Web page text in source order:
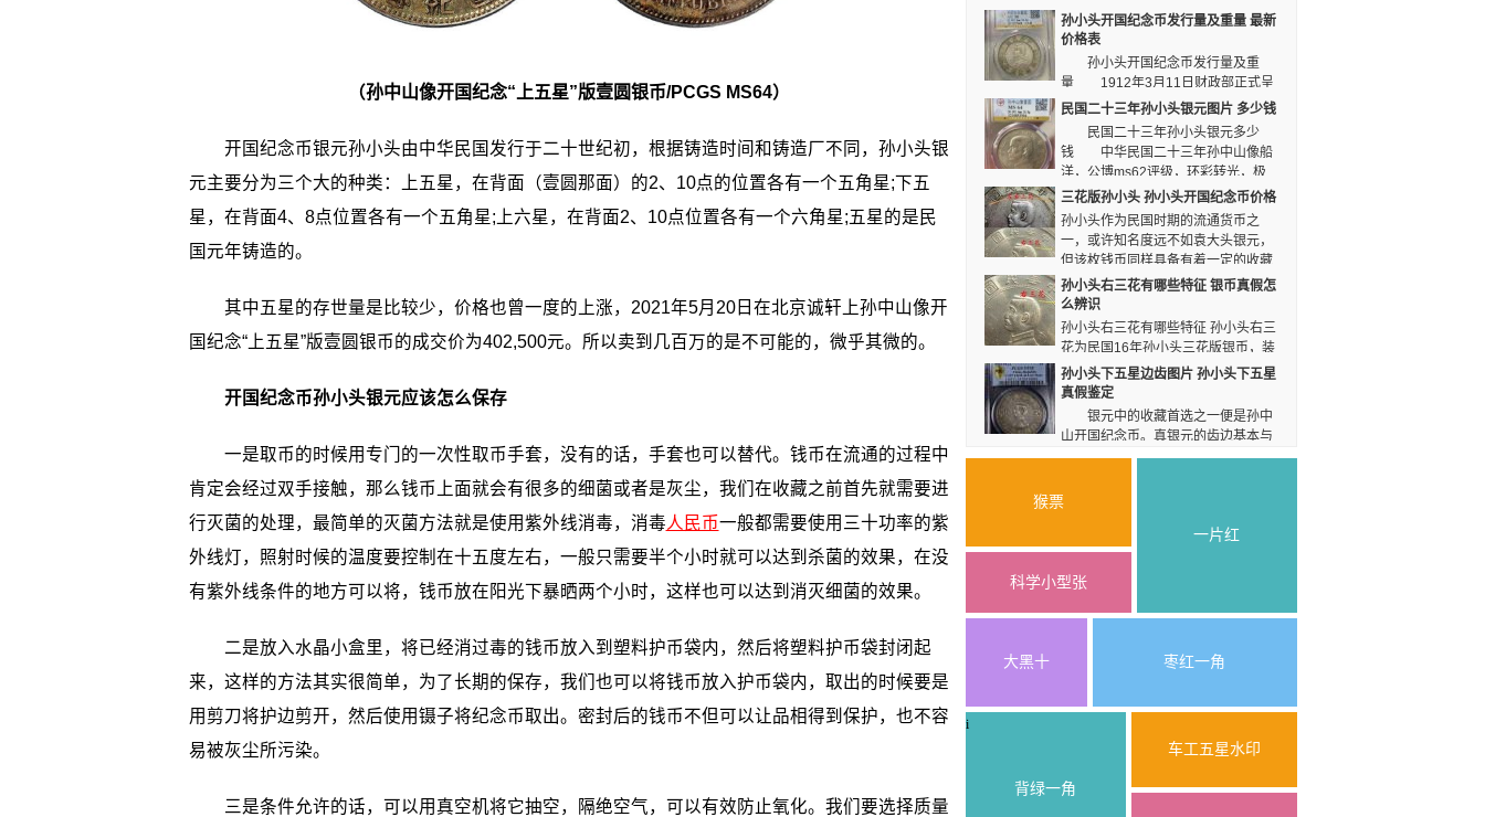
（孙中山像开国纪念“上五星”版壹圆银币/PCGS MS64）
开国纪念币银元孙小头由中华民国发行于二十世纪初，根据铸造时间和铸造厂不同，孙小头银
元主要分为三个大的种类：上五星，在背面（壹圆那面）的2、10点的位置各有一个五角星;下五
星，在背面4、8点位置各有一个五角星;上六星，在背面2、10点位置各有一个六角星;五星的是民
国元年铸造的。
其中五星的存世量是比较少，价格也曾一度的上涨，2021年5月20日在北京诚轩上孙中山像开
国纪念“上五星”版壹圆银币的成交价为402,500元。所以卖到几百万的是不可能的，微乎其微的。
开国纪念币孙小头银元应该怎么保存
一是取币的时候用专门的一次性取币手套，没有的话，手套也可以替代。钱币在流通的过程中
肯定会经过双手接触，那么钱币上面就会有很多的细菌或者是灰尘，我们在收藏之前首先就需要进
行灭菌的处理，最简单的灭菌方法就是使用紫外线消毒，消毒人民币一般都需要使用三十功率的紫
外线灯，照射时候的温度要控制在十五度左右，一般只需要半个小时就可以达到杀菌的效果，在没
有紫外线条件的地方可以将，钱币放在阳光下暴晒两个小时，这样也可以达到消灭细菌的效果。
二是放入水晶小盒里，将已经消过毒的钱币放入到塑料护币袋内，然后将塑料护币袋封闭起
来，这样的方法其实很简单，为了长期的保存，我们也可以将钱币放入护币袋内，取出的时候要是
用剪刀将护边剪开，然后使用镊子将纪念币取出。密封后的钱币不但可以让品相得到保护，也不容
易被灰尘所污染。
三是条件允许的话，可以用真空机将它抽空，隔绝空气，可以有效防止氧化。我们要选择质量
海南版的银币排除在外
了，但是对于鉴定真
假，藏家要多了解其真
假的鉴定知识以及多实
际检验对比，并积累经
验。
的存世量，由于含银量
比中央版略低，其价格
也不是很高，但随着这
几年银元价格的逐步上
升，它的市价也在上
涨，具体价格也因其版
式和品相而定。
孙小头开国纪念币发行量及重量 最新
价格表
孙小头开国纪念币发行量及重
量 1912年3月11日财政部正式呈
文，临时大总统孙中山先生批准，中华民国临时政
府正式开铸孙中山开国纪念币统一市场货币，发行
量1000万。直线边齿，重26.6克，含银90%到
91.9%含铜9%左右，也被后世叫做“孙小头”。
民国二十三年孙小头银元图片 多少钱
民国二十三年孙小头银元多少
钱 中华民国二十三年孙中山像船
洋，公博ms62评级，环彩转光，极
其漂亮，20210130在爱藏上的成交价为1888
元。 孙小头银元，孙中山像船洋银币一枚，公
博评级，民国二十三年，原汁原味，老包浆，
20201015在爱藏上的成交价为860元。
三花版孙小头 孙小头开国纪念币价格
孙小头作为民国时期的流通货币之
一，或许知名度远不如袁大头银元，
但该枚钱币同样具备有着一定的收藏
价值和历史价值，且版本较为多样，即根据钱币的
花枝的不同就可分为普通版，点草版，三花版及日
字版四个版本，其中三花版孙小头还能再往下细
分。
孙小头右三花有哪些特征 银币真假怎
么辨识
孙小头右三花有哪些特征 孙小头右三
花为民国16年孙小头三花版银币，装
饰星花为六角星。孙小头右三花银币真假怎么辨识
1、银色 银色，即是银圆呈现出的金属色彩。
孙小头下五星边齿图片 孙小头下五星
真假鉴定
银元中的收藏首选之一便是孙中
山开国纪念币。真银元的齿边基本与
面垂直，大致均匀，压痕深，一般呈梯形或弧形，
到。造假者使用的铸造设备难使币面底层平整如
猴票
一片红
科学小型张
大黑十 枣红一角
i
背绿一角
车工五星水印